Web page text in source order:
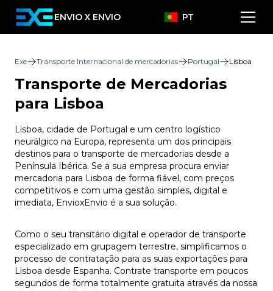
ENVIO X ENVIO PT
Exe Transporte Internacional de mercadorias Portugal Lisboa
Transporte de Mercadorias
para Lisboa
Lisboa, cidade de Portugal e um centro logístico
neurálgico na Europa, representa um dos principais
destinos para o transporte de mercadorias desde a
Península Ibérica. Se a sua empresa procura enviar
mercadoria para Lisboa de forma fiável, com preços
competitivos e com uma gestão simples, digital e
imediata, EnvioxEnvio é a sua solução.
Como o seu transitário digital e operador de transporte
especializado em grupagem terrestre, simplificamos o
processo de contratação para as suas exportações para
Lisboa desde Espanha. Contrate transporte em poucos
segundos de forma totalmente gratuita através da nossa